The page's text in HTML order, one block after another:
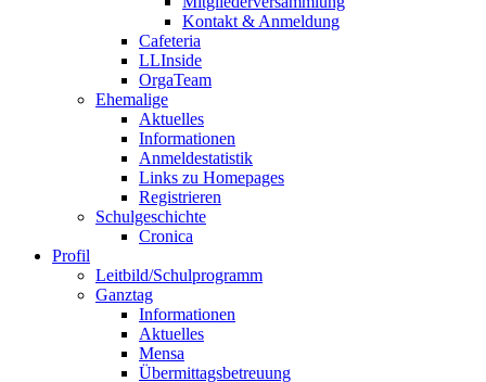
Kontakt & Anmeldung
Cafeteria
LLInside
OrgaTeam
Ehemalige
Aktuelles
Informationen
Anmeldestatistik
Links zu Homepages
Registrieren
Schulgeschichte
Cronica
Profil
Leitbild/Schulprogramm
Ganztag
Informationen
Aktuelles
Mensa
Übermittagsbetreuung